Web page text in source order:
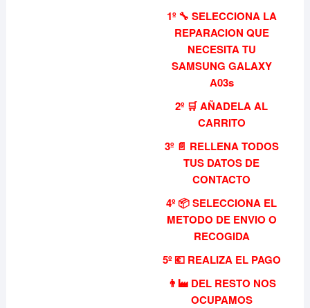
1º 🔧 SELECCIONA LA
REPARACION QUE
NECESITA TU
SAMSUNG GALAXY
A03s
2º 🛒 AÑADELA AL
CARRITO
3º 📄 RELLENA TODOS
TUS DATOS DE
CONTACTO
4º 📦 SELECCIONA EL
METODO DE ENVIO O
RECOGIDA
5º 💶 REALIZA EL PAGO
👨‍🏭 DEL RESTO NOS
OCUPAMOS